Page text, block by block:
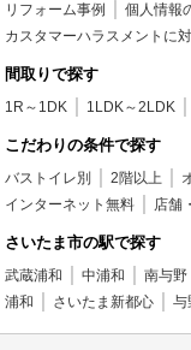
リフォーム事例
個人情報
カスタマーハラスメントに
間取りで探す
1R～1DK 1LDK～2LDK
こだわりの条件で探す
バストイレ別 2階以上
インターネット無料
店舗
さいたま市の駅で探す
武蔵浦和 中浦和 南与野
浦和
さいたま新都心 与